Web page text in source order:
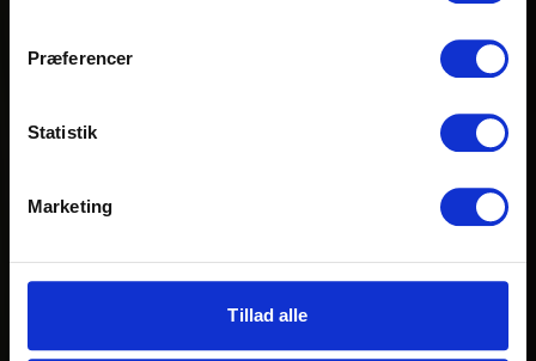
Præferencer
Statistik
Marketing
Tillad alle